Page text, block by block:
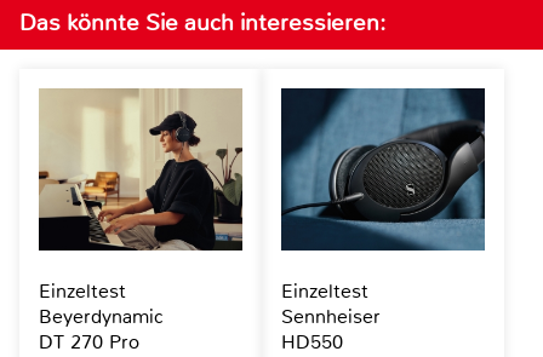
Das könnte Sie auch interessieren:
Einzeltest
Beyerdynamic
DT 270 Pro
Einzeltest
Sennheiser
HD550